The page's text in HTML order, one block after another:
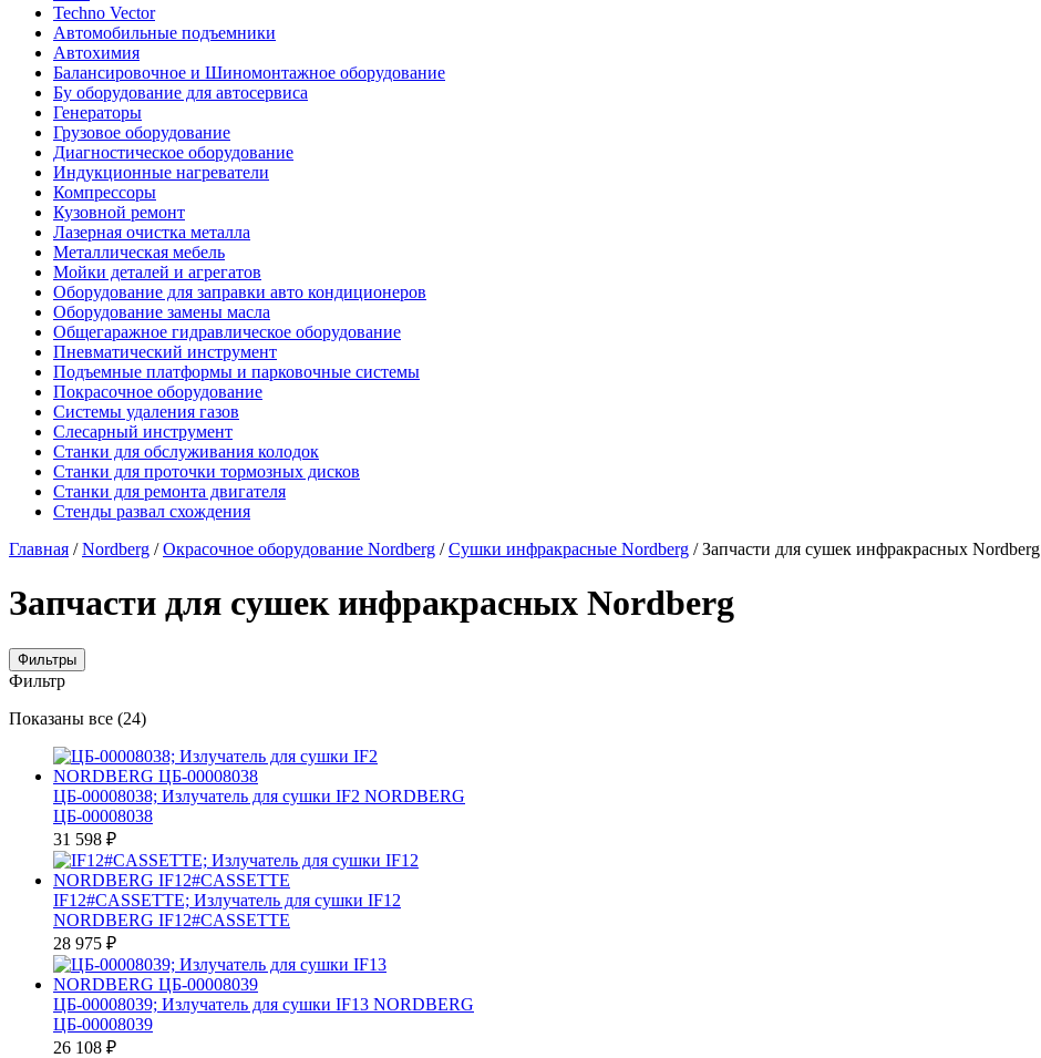
Techno Vector
Автомобильные подъемники
Автохимия
Балансировочное и Шиномонтажное оборудование
Бу оборудование для автосервиса
Генераторы
Грузовое оборудование
Диагностическое оборудование
Индукционные нагреватели
Компрессоры
Кузовной ремонт
Лазерная очистка металла
Металлическая мебель
Мойки деталей и агрегатов
Оборудование для заправки авто кондиционеров
Оборудование замены масла
Общегаражное гидравлическое оборудование
Пневматический инструмент
Подъемные платформы и парковочные системы
Покрасочное оборудование
Системы удаления газов
Слесарный инструмент
Станки для обслуживания колодок
Станки для проточки тормозных дисков
Станки для ремонта двигателя
Стенды развал схождения
Главная /Nordberg /Окрасочное оборудование Nordberg /Сушки инфракрасные Nordberg / Запчасти для сушек инфракрасных Nordberg
Запчасти для сушек инфракрасных Nordberg
Фильтры
Фильтр
Показаны все (24)Цены:
убыванию
ЦБ-00008038; Излучатель для сушки IF2 NORDBERG
ЦБ-00008038
31 598 ₽
IF12#CASSETTE; Излучатель для сушки IF12
NORDBERG IF12#CASSETTE
28 975 ₽
ЦБ-00008039; Излучатель для сушки IF13 NORDBERG
ЦБ-00008039
26 108 ₽